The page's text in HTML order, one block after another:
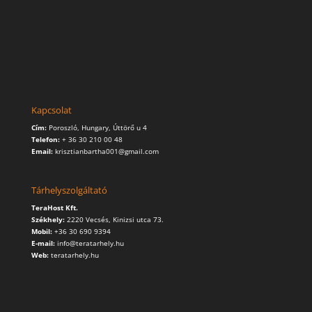
Kapcsolat
Cím: Poroszló, Hungary, Úttörő u 4
Telefon:+ 36 30 210 00 48
Email:krisztianbartha001@gmail.com
Tárhelyszolgáltató
TeraHost Kft.
Székhely: 2220 Vecsés, Kinizsi utca 73.
Mobil: +36 30 690 9394
E-mail: info@teratarhely.hu
Web: teratarhely.hu